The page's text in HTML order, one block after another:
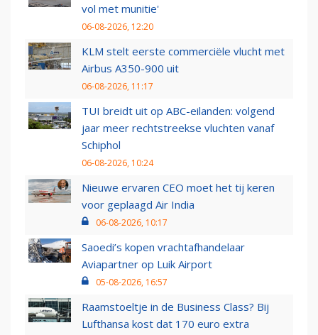
vol met munitie'
06-08-2026, 12:20
KLM stelt eerste commerciële vlucht met
Airbus A350-900 uit
06-08-2026, 11:17
TUI breidt uit op ABC-eilanden: volgend
jaar meer rechtstreekse vluchten vanaf
Schiphol
06-08-2026, 10:24
Nieuwe ervaren CEO moet het tij keren
voor geplaagd Air India
06-08-2026, 10:17
Saoedi’s kopen vrachtafhandelaar
Aviapartner op Luik Airport
05-08-2026, 16:57
Raamstoeltje in de Business Class? Bij
Lufthansa kost dat 170 euro extra